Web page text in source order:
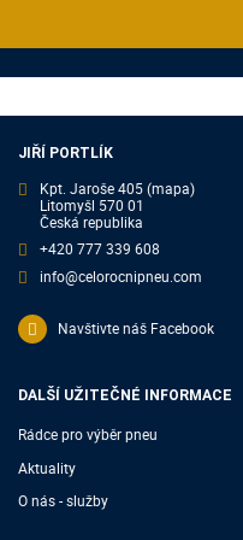
JIŘÍ PORTLÍK
Kpt. Jaroše 405(mapa)
Litomyšl 570 01
Česká republika
+420 777 339 608
info@celorocnipneu.com
Navštivte náš Facebook
DALŠÍ UŽITEČNÉ INFORMACE
Rádce pro výběr pneu
Aktuality
O nás - služby